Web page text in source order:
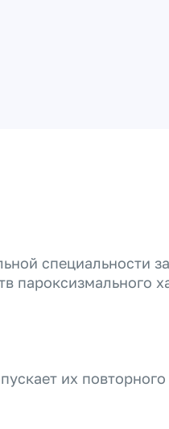
специальности
пароксизмального
их